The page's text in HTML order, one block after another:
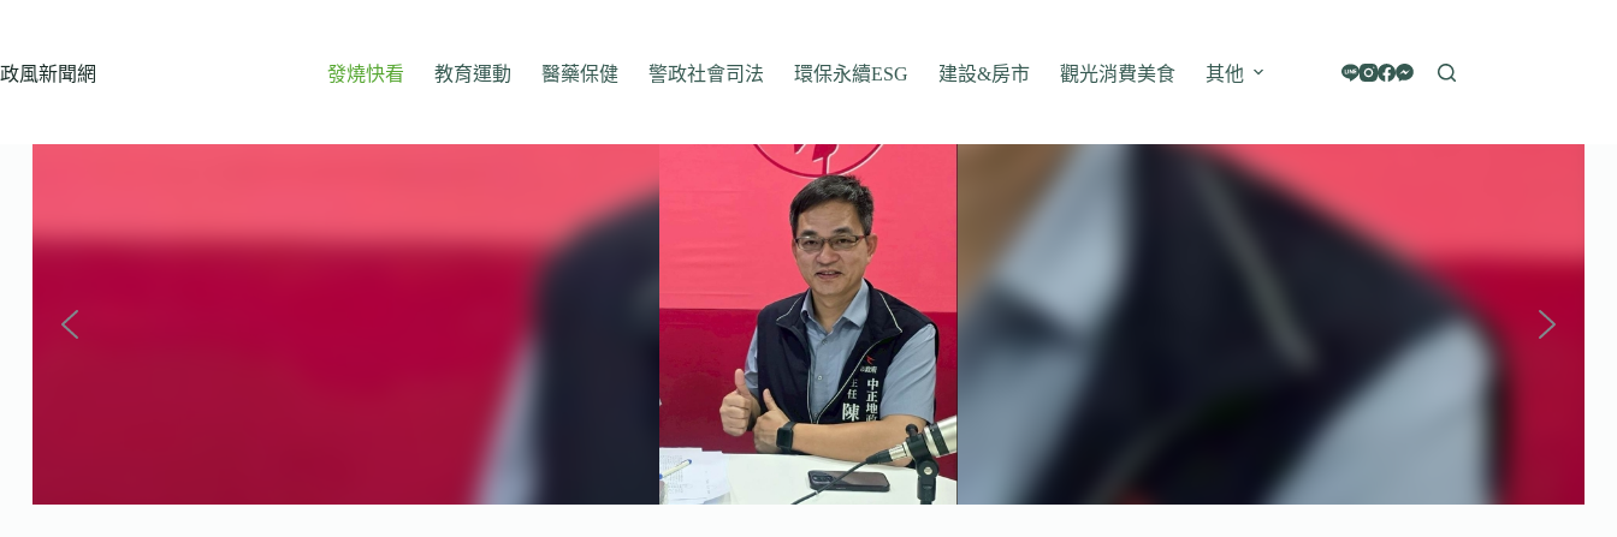
主
政風新聞網 發燒快看 教育運動 醫藥保健 警政社會司法 環保永續ESG 建設&房市 觀光消費美食 其他